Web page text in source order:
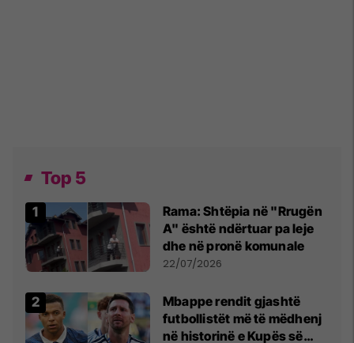
Top 5
Rama: Shtëpia në "Rrugën
A" është ndërtuar pa leje
dhe në pronë komunale
22/07/2026
Mbappe rendit gjashtë
futbollistët më të mëdhenj
në historinë e Kupës së